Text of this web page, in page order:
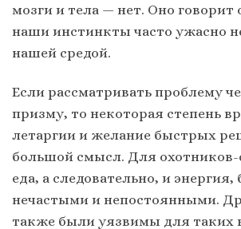
мозги и тела — нет. Оно говорит
наши инстинкты часто ужасно
нашей средой.
Если рассматривать проблему
призму, то некоторая степень
летаргии и желание быстрых
большой смысл. Для охотников-
еда, а следовательно, и
нечастыми и непостоянными.
также были уязвимы для таких